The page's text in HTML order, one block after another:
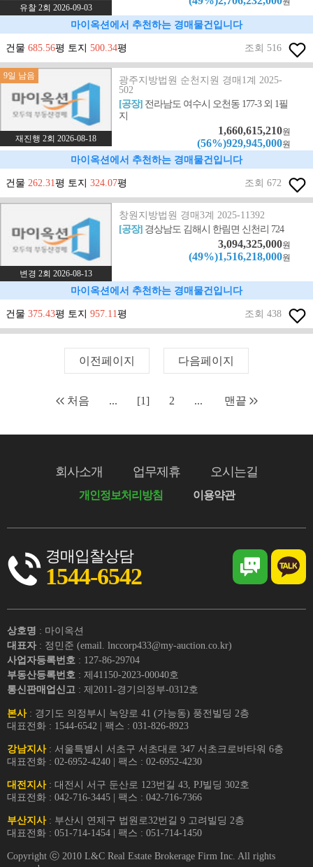
유찰 2회 2026-09-03
마이옥션에서 추천하는 경매물건입니다
건물 685.56평 토지 500.34평 조회 516
9일 남음
재진행 2회 2026-08-18
광주지방법원 순천지원 경매1계 2025-
502
[공장] 전라남도 여수시 오천동 177-3 외 1필
지
1,660,615,210원
(56%)929,945,000원
마이옥션에서 추천하는 경매물건입니다
건물 262.31평 토지 324.07평 조회 672
변경 2회 2026-08-13
창원지방법원 경매3계 2025-11392
[공장] 경상남도 김해시 한림면 신천리 724
3,094,325,000원
(49%)1,516,218,000원
마이옥션에서 추천하는 경매물건입니다
건물 375.43평 토지 957.11평 조회 438
이전페이지 다음페이지
처음 ... [1] 2 ... 맨끝
회사소개 업무제휴 오시는길
개인정보처리방침 이용약관
경매입찰상담
1544-6542
상호명 : 마이옥션
대표자 : 정민준 (email. lnccorp433@my-auction.co.kr)
사업자등록번호 : 127-86-29704
부동산등록번호 : 제41150-2023-00040호
통신판매업신고 : 제2011-경기의정부-0312호
본사: 경기도 의정부시 녹양로 41 (가능동) 풍전빌딩 2층
대표전화 : 1544-6542 | 팩스 : 031-826-8923
강남지사: 서울특별시 서초구 서초대로 347 서초크로바타워 6층
대표전화 : 02-6952-4240 | 팩스 : 02-6952-4230
대전지사: 대전시 서구 둔산로 123번길 43, PJ빌딩 302호
대표전화 : 042-716-3445 | 팩스 : 042-716-7366
부산지사: 부산시 연제구 법원로32번길 9 고려빌딩 2층
대표전화 : 051-714-1454 | 팩스 : 051-714-1450
Copyright ⓒ 2010 L&C Real Estate Brokerage Firm Inc. All rights